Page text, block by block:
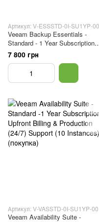
Артикул: V-ESSSTD-0I-SU1YP-00
Veeam Backup Essentials -
Standard - 1 Year Subscription
Upfront Billing & Production
(24/7) Support (5 Instances)
(покупка)
7 800 грн
Артикул: V-VASSTD-0I-SU1YP-00
Veeam Availability Suite -